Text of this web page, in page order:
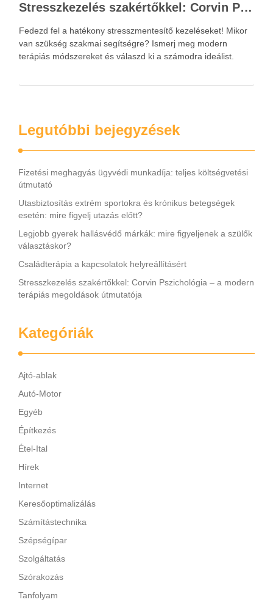
Stresszkezelés szakértőkkel: Corvin Pszichológia – a modern terápiás megoldások útmutatója
Fedezd fel a hatékony stresszmentesítő kezeléseket! Mikor
van szükség szakmai segítségre? Ismerj meg modern
terápiás módszereket és válaszd ki a számodra ideálist.
Legutóbbi bejegyzések
Fizetési meghagyás ügyvédi munkadíja: teljes költségvetési
útmutató
Utasbiztosítás extrém sportokra és krónikus betegségek
esetén: mire figyelj utazás előtt?
Legjobb gyerek hallásvédő márkák: mire figyeljenek a szülők
választáskor?
Családterápia a kapcsolatok helyreállításért
Stresszkezelés szakértőkkel: Corvin Pszichológia – a modern
terápiás megoldások útmutatója
Kategóriák
Ajtó-ablak
Autó-Motor
Egyéb
Építkezés
Étel-Ital
Hírek
Internet
Keresőoptimalizálás
Számítástechnika
Szépségípar
Szolgáltatás
Szórakozás
Tanfolyam